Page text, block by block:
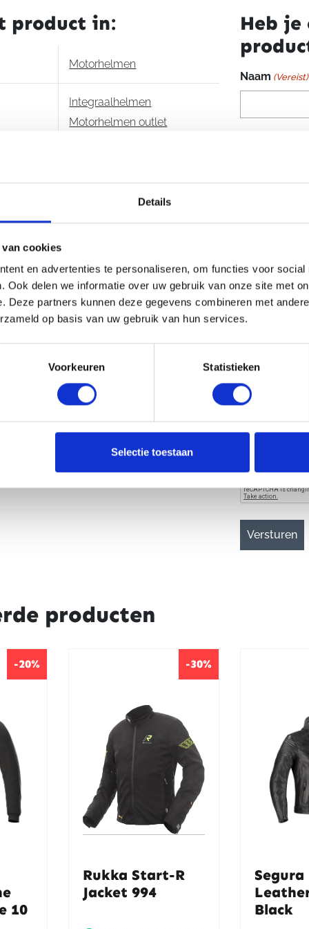
Details
cookies
en advertenties te personaliseren, om functies voor social
Ook delen we informatie over uw gebruik van onze site met
Deze partners kunnen deze gegevens combineren met
op basis van uw gebruik van hun services.
Voorkeuren Statistieken
Selectie toestaan
gedronken
indien
Daardoor is
Alles, maar
verder
racehouding
Ook het
uitstekend!
gewicht geen
metalen
de
Uiteraard is
volledig
World
Title
2002
Limited
Edition
product in:
Motorhelmen
Integraalhelmen
Motorhelmen outlet
AGV
Heb
Naam (Vereist)
CAPTCHA
producten
-20%
10
-30%
Rukka Start-R
Jacket 994
Black